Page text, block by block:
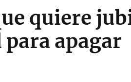
quiere
apagar